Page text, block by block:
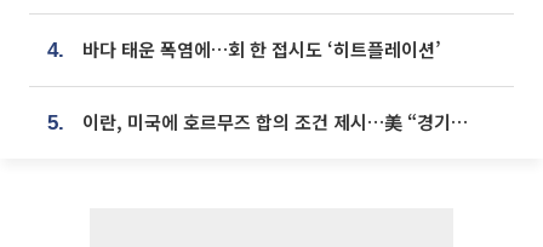
4. 바다 태운 폭염에…회 한 접시도 ‘히트플레이션’
5. 이란, 미국에 호르무즈 합의 조건 제시…美 “경기 아직 안 끝나” [종합]